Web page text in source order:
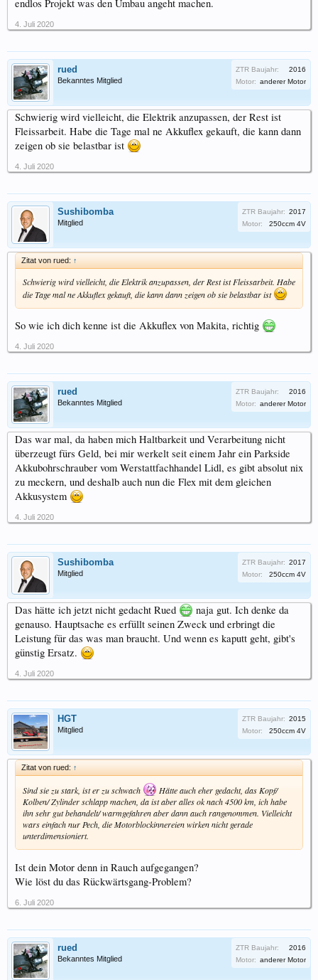
endlos Projekt was den Umbau angeht machen.
4. Juli 2020
rued
Bekanntes Mitglied
ZTR Baujahr:
2016
Motor: anderer Motor
Schwierig wird vielleicht, die Elektrik anzupassen, der Rest ist
Fleissarbeit. Habe die Tage mal ne Akkuflex gekauft, die kann dann
zeigen ob sie belastbar ist
4. Juli 2020
Sushibomba
Mitglied
ZTR Baujahr: 2017
Motor:
250ccm 4V
Zitat von rued: ↑
Schwierig wird vielleicht, die Elektrik anzupassen, der Rest ist Fleissarbeit. Habe
die Tage mal ne Akkuflex gekauft, die kann dann zeigen ob sie belastbar ist
So wie ich dich kenne ist die Akkuflex von Makita, richtig
4. Juli 2020
rued
Bekanntes Mitglied
ZTR Baujahr:
2016
Motor: anderer Motor
Das war mal, da haben mich Haltbarkeit und Verarbeitung nicht
überzeugt fürs Geld, bei mir werkelt seit einem Jahr ein Parkside
Akkubohrschrauber vom Werstattfachhandel Lidl, es gibt absolut nix
zu meckern, und deshalb auch nun die Flex mit dem gleichen
Akkusystem
4. Juli 2020
Sushibomba
Mitglied
ZTR Baujahr: 2017
Motor:
250ccm 4V
Das hätte ich jetzt nicht gedacht Rued
naja gut. Ich denke da
genauso. Hauptsache es erfüllt seinen Zweck und erbringt die
Leistung für das was man braucht. Und wenn es kaputt geht, gibt's
günstig Ersatz.
4. Juli 2020
HGT
Mitglied
ZTR Baujahr: 2015
Motor:
250ccm 4V
Zitat von rued: ↑
Sind sie zu stark, ist er zu schwach
Hätte auch eher gedacht, das Kopf/
Kolben/ Zylinder schlapp machen, da ist aber alles ok nach 4500 km, ich habe
ihn sehr gut behandelt/ warmgefahren aber dann auch rangenommen. Vielleicht
wars einfach nur Pech, die Motorblockinnereien wirken nicht gerade
unterdimensioniert.
Ist dein Motor denn in Rauch aufgegangen?
Wie löst du das Rückwärtsgang-Problem?
6. Juli 2020
rued
Bekanntes Mitglied
ZTR Baujahr:
2016
Motor: anderer Motor